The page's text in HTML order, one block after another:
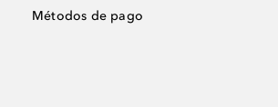
Métodos de pago